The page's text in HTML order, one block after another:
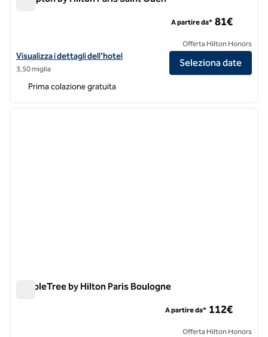
Visualizza i dettagli dell'hotel Hampton by Hilton Paris Saint Ouen
Visualizza i dettagli dell'hotel
3,50 miglia
A partire da* 81€
Offerta Hilton Honors
Seleziona date
Prima colazione gratuita
1 di 12
DoubleTree by Hilton Paris Boulogne
A partire da* 112€
Offerta Hilton Honors